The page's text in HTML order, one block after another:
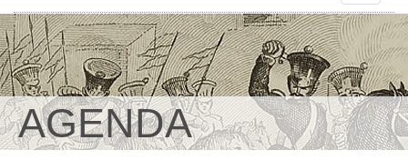
AGENDA